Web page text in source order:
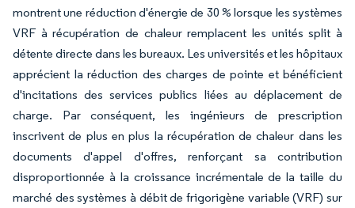
montrent une réduction d'énergie de 30 % lorsque les systèmes
VRF à récupération de chaleur remplacent les unités split à
détente directe dans les bureaux. Les universités et les hôpitaux
apprécient la réduction des charges de pointe et bénéficient
d'incitations des services publics liées au déplacement de
charge. Par conséquent, les ingénieurs de prescription
inscrivent de plus en plus la récupération de chaleur dans les
documents d'appel d'offres, renforçant sa contribution
disproportionnée à la croissance incrémentale de la taille du
marché des systèmes à débit de frigorigène variable (VRF) sur